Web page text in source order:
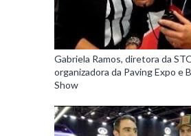
Gabriela Ramos, diretora da
organizadora da Paving Expo e
Show